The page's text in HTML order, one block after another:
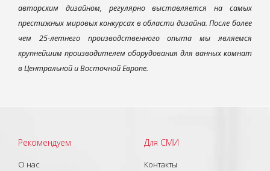
авторским дизайном, регулярно выставляется на самых
престижных мировых конкурсах в области дизайна. После более
чем 25-летнего производственного опыта мы являемся
крупнейшим производителем оборудования для ванных комнат
в Центральной и Восточной Европе.
Рекомендуем
О нас
Для СМИ
Контакты